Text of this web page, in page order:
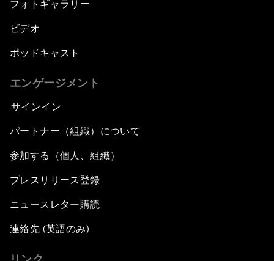
フォトギャラリー
ビデオ
ポッドキャスト
エンゲージメント
サインイン
パートナー（組織）について
参加する（個人、組織）
プレスリリース登録
ニュースレター購読
連絡先 (英語のみ)